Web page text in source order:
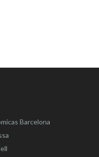
Barcelona